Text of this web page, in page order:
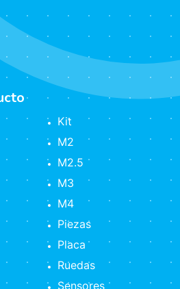
Kit
M2
M2.5
M3
M4
Piezas
Placa
Ruedas
Sensores